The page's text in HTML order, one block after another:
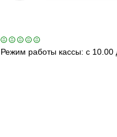
Режим работы кассы: с